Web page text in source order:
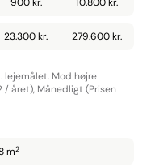
900 kr. 10.800 kr.
23.300 kr. 279.600 kr.
Mod højre
året), Månedligt (Prisen
m2